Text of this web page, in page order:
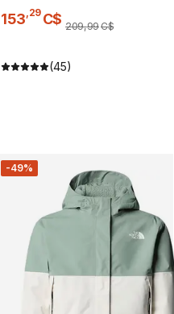
153,29 C$ 209,99C$
(45)
-49%